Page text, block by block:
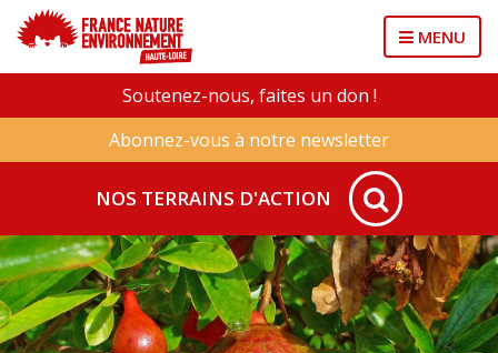
MENU
Soutenez-nous, faites un don !
Abonnez-vous à notre newsletter
NOS TERRAINS D'ACTION